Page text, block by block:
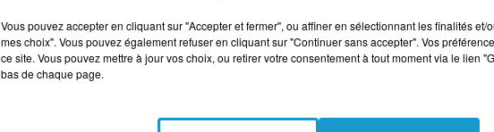
Vous pouvez accepter en cliquant sur "Accepter et fermer", ou affiner en sélectionnant les finalités et/
mes choix". Vous pouvez également refuser en cliquant sur "Continuer sans accepter". Vos
ce site. Vous pouvez mettre à jour vos choix, ou retirer votre consentement à tout moment via le lien
bas de chaque page.